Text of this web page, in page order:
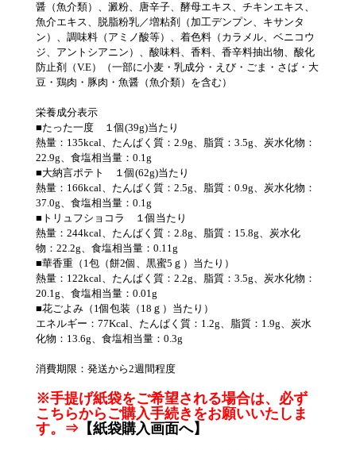
醤（魚介類）、澱粉、唐辛子、酵母エキス、チキンエキス、
魚介エキス、脱脂粉乳／増粘剤（加工デンプン、キサンタ
ン）、調味料（アミノ酸等）、着色料（カラメル、ベニコウ
ジ、アントシアニン）、酸味料、香料、香辛料抽出物、酸化
防止剤（V.E）（一部に小麦・乳成分・えび・ごま・さば・大
豆・鶏肉・豚肉・魚醤（魚介類）を含む）
栄養成分表示
■たった一度 １個(39g)当たり
熱量：135kcal、たんぱく質：2.9g、脂質：3.5g、炭水化物：
22.9g、食塩相当量：0.1g
■大納言ポテト １個(62g)当たり
熱量：166kcal、たんぱく質：2.5g、脂質：0.9g、炭水化物：
37.0g、食塩相当量：0.1g
■トリュフショコラ １個当たり
熱量：244kcal、たんぱく質：2.8g、脂質：15.8g、炭水化
物：22.2g、食塩相当量：0.11g
■華香重（1包（餅2個、黒蜜5ｇ）当たり）
熱量：122kcal、たんぱく質：2.2g、脂質：3.5g、炭水化物：
20.1g、食塩相当量：0.01g
■花ごよみ（1個包装（18ｇ）当たり）
エネルギー：77Kcal、たんぱく質：1.2g、脂質：1.9g、炭水
化物：13.6g、食塩相当量：0.3g
消費期限：発送から2週間程度
※手提げ紙袋をご希望される場合は、必ず
こちらからご購入手続きをお願いいたしま
す。⇒【紙袋購入画面へ】